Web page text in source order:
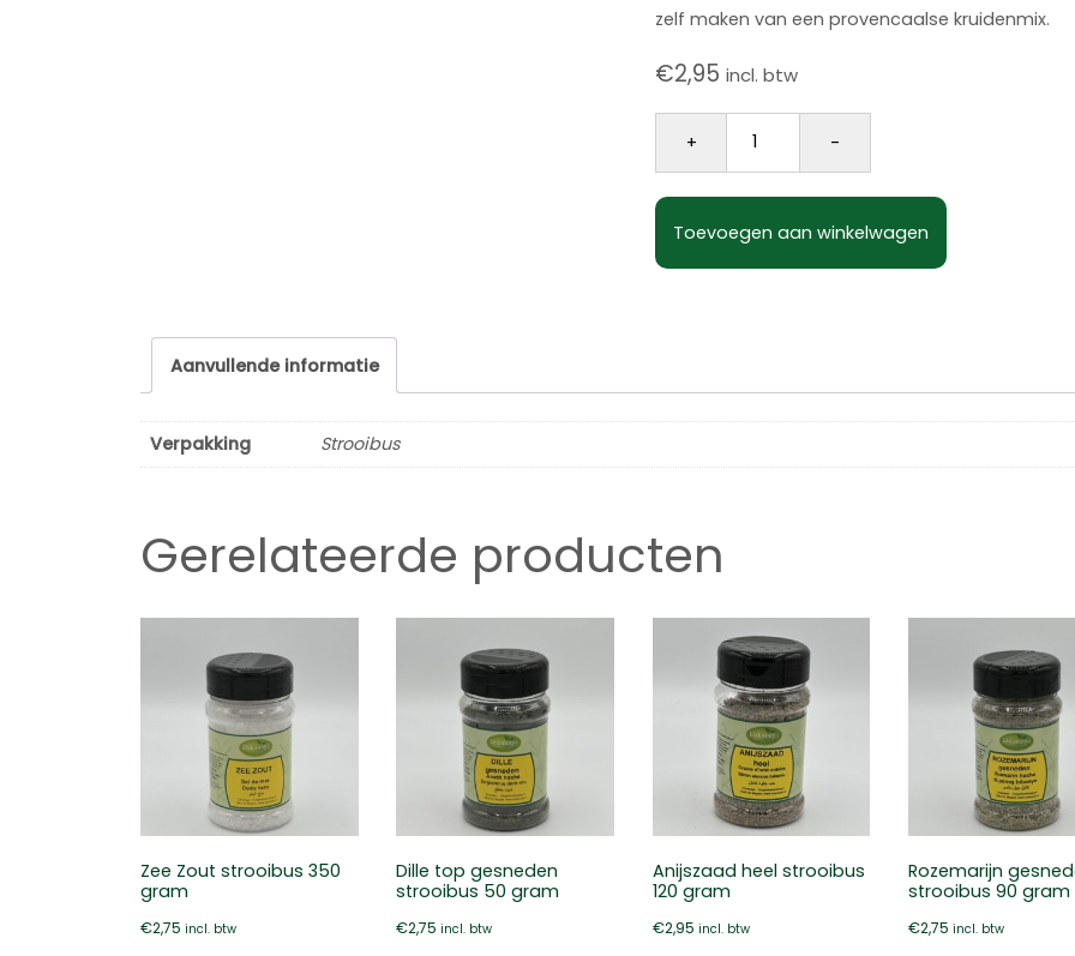
zelf maken van een provencaalse kruidenmix.
€2,95 incl. btw
+
Basilicum gesneden strooibus 50
-
Toevoegen aan winkelwagen
Aanvullende informatie
Verpakking Strooibus
Gerelateerde producten
Zee Zout strooibus 350
gram
€2,75 incl. btw
Dille top gesneden
strooibus 50 gram
€2,75 incl. btw
Anijszaad heel strooibus
120 gram
€2,95 incl. btw
Rozemarijn
strooibus 90 gram
€2,75 incl. btw